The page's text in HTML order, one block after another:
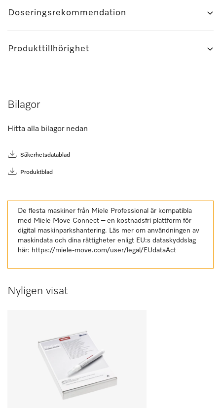
Doseringsrekommendation
Produkttillhörighet
Bilagor
Hitta alla bilagor nedan
Säkerhetsdatablad
Produktblad
De flesta maskiner från Miele Professional är kompatibla
med Miele Move Connect – en kostnadsfri plattform för
digital maskinparkshantering. Läs mer om användningen av
maskindata och dina rättigheter enligt EU:s dataskyddslag
här: https://miele-move.com/user/legal/EUdataAct
Nyligen visat